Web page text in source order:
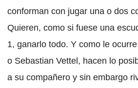
conforman con jugar una o dos
Quieren, como si fuese una
1, ganarlo todo. Y como le
o Sebastian Vettel, hacen lo
a su compañero y sin embargo